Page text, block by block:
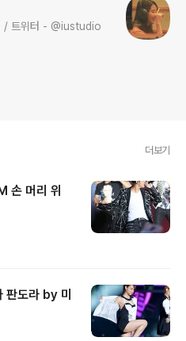
/ 트위터 - @iustudio
더보기
손 머리 위
도라 by 미